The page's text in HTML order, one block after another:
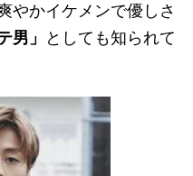
やかイケメンで優しさ
男」
としても知られて